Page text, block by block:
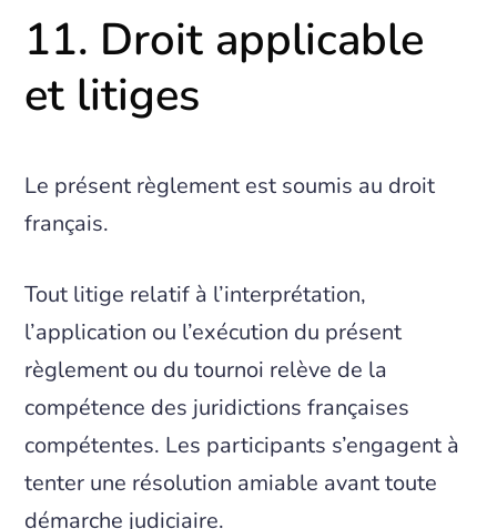
11. Droit applicable
et litiges
Le présent règlement est soumis au droit
français.
Tout litige relatif à l’interprétation,
l’application ou l’exécution du présent
règlement ou du tournoi relève de la
compétence des juridictions françaises
compétentes. Les participants s’engagent à
tenter une résolution amiable avant toute
démarche judiciaire.